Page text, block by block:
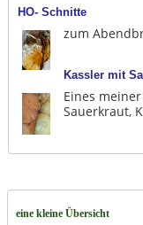
HO- Schnitte
zum
Kassler mit
Eines
Sauerkraut,
eine kleine Übersicht